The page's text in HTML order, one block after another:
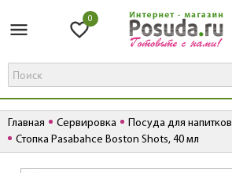
0
Главная Сервировка Посуда для напитков
Стопка Pasabahce Boston Shots, 40 мл